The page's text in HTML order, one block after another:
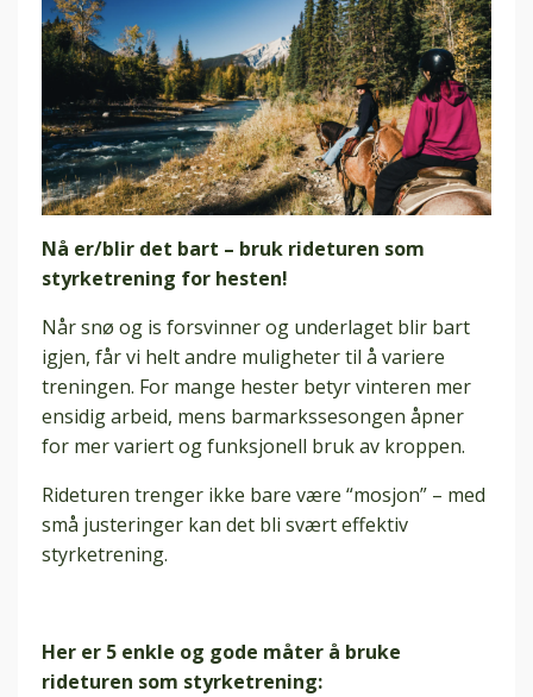
Nå er/blir det bart – bruk rideturen som
styrketrening for hesten!
Når snø og is forsvinner og underlaget blir bart
igjen, får vi helt andre muligheter til å variere
treningen. For mange hester betyr vinteren mer
ensidig arbeid, mens barmarkssesongen åpner
for mer variert og funksjonell bruk av kroppen.
Rideturen trenger ikke bare være “mosjon” – med
små justeringer kan det bli svært effektiv
styrketrening.
Her er 5 enkle og gode måter å bruke
rideturen som styrketrening: